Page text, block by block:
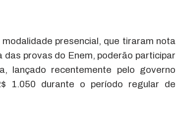
presencial, que tiraram nota
das provas do Enem, poderão participar
lançado recentemente pelo governo
1.050 durante o período regular de